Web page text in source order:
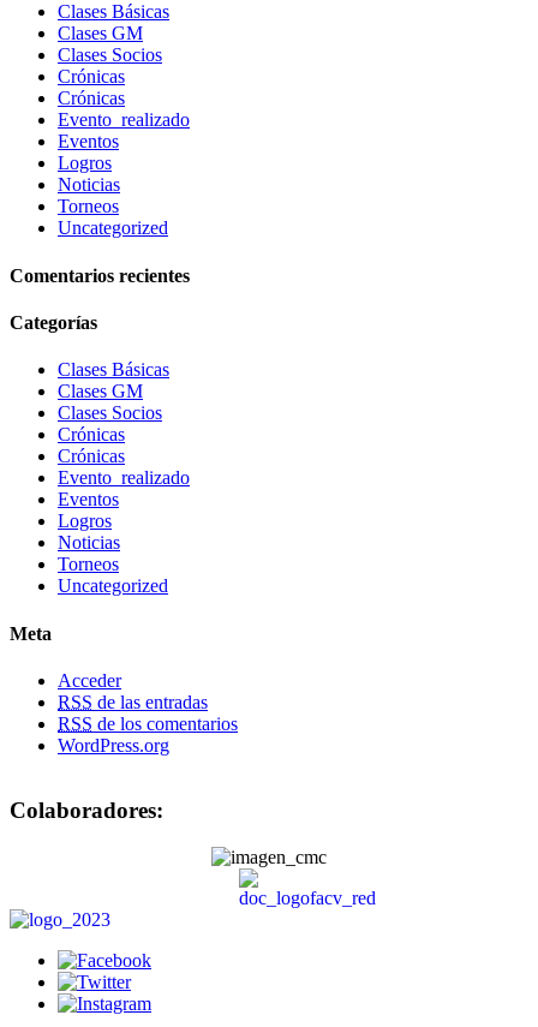
Clases Básicas
Clases GM
Clases Socios
Crónicas
Crónicas
Evento_realizado
Eventos
Logros
Noticias
Torneos
Uncategorized
Comentarios recientes
Categorías
Clases Básicas
Clases GM
Clases Socios
Crónicas
Crónicas
Evento_realizado
Eventos
Logros
Noticias
Torneos
Uncategorized
Meta
Acceder
RSS de las entradas
RSS de los comentarios
WordPress.org
Colaboradores: